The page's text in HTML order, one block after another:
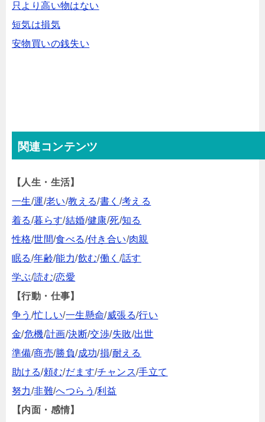
只より高い物はない
短気は損気
安物買いの銭失い
関連コンテンツ
【人生・生活】
一生/運/老い/教える/書く /考える
着る/暮らす/結婚/健康/死/知る
性格/世間/食べる/付き合い/肉親
眠る/年齢/能力/飲む/働く /話す
学ぶ/読む/恋愛
【行動・仕事】
争う /忙しい/一生懸命/威張る/行い
金/危機/計画/決断/交渉/失敗/出世
準備/商売/勝負/成功/損/耐える
助ける/頼む/だます/チャンス/手立て
努力/非難/へつらう/利益
【内面・感情】